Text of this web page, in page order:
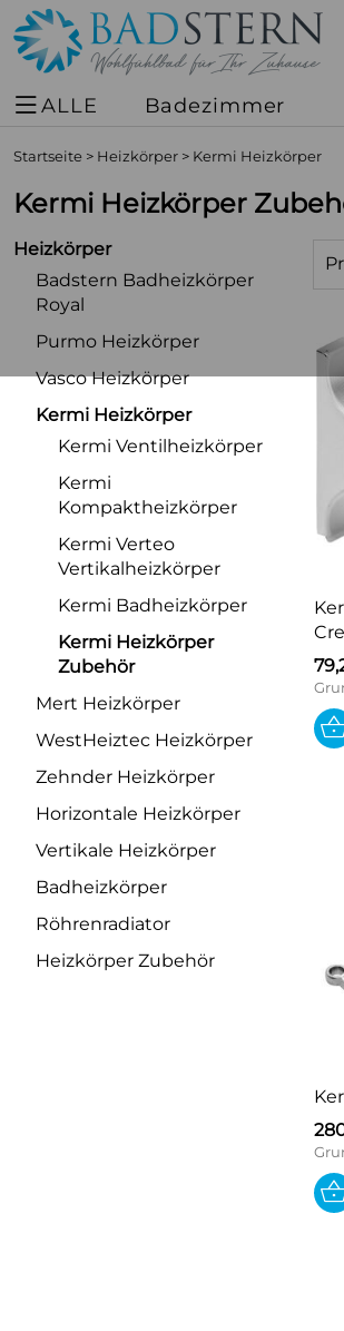
ALLE Badezimmer
Startseite > Heizkörper > Kermi Heizkörper
Kermi Heizkörper
Heizkörper
Badstern Badheizkörper
Royal
Purmo Heizkörper
Vasco Heizkörper
Kermi Heizkörper
Kermi Ventilheizkörper
Kermi
Kompaktheizkörper
Kermi Verteo
Vertikalheizkörper
Kermi Badheizkörper
Kermi Heizkörper
Zubehör
Mert Heizkörper
WestHeiztec Heizkörper
Zehnder Heizkörper
Horizontale Heizkörper
Vertikale Heizkörper
Badheizkörper
Röhrenradiator
Heizkörper Zubehör